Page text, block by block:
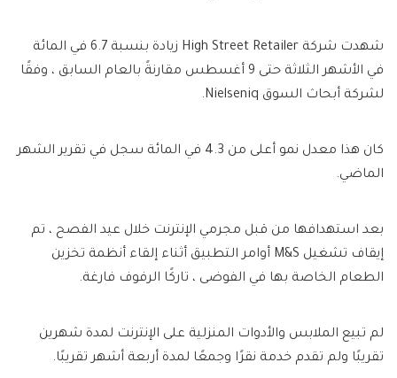
شهدت شركة High Street Retailer زيادة بنسبة 6.7 في المائة
في الأشهر الثلاثة حتى 9 أغسطس مقارنةً بالعام السابق ، وفقًا
لشركة أبحاث السوق Nielseniq.
كان هذا معدل نمو أعلى من 4.3 في المائة سجل في تقرير الشهر
الماضي.
بعد استهدافها من قبل مجرمي الإنترنت خلال عيد الفصح ، تم
إيقاف تشغيل M&S أوامر التطبيق أثناء إلقاء أنظمة تخزين
الطعام الخاصة بها في الفوضى ، تاركًا الرفوف فارغة.
لم تبيع الملابس والأدوات المنزلية على الإنترنت لمدة شهرين
تقريبًا ولم تقدم خدمة نقرًا وجمعًا لمدة أربعة أشهر تقريبًا.